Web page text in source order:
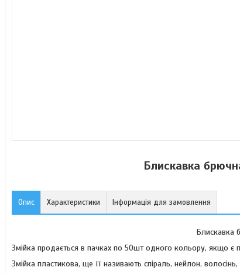
Блискавка
Опис Характеристики Інформація для замовлення
Блискавка
Змійка продається в пачках по 50шт одного кольору, якщо є
Змійка пластикова, ще її називають спіраль, нейлон,